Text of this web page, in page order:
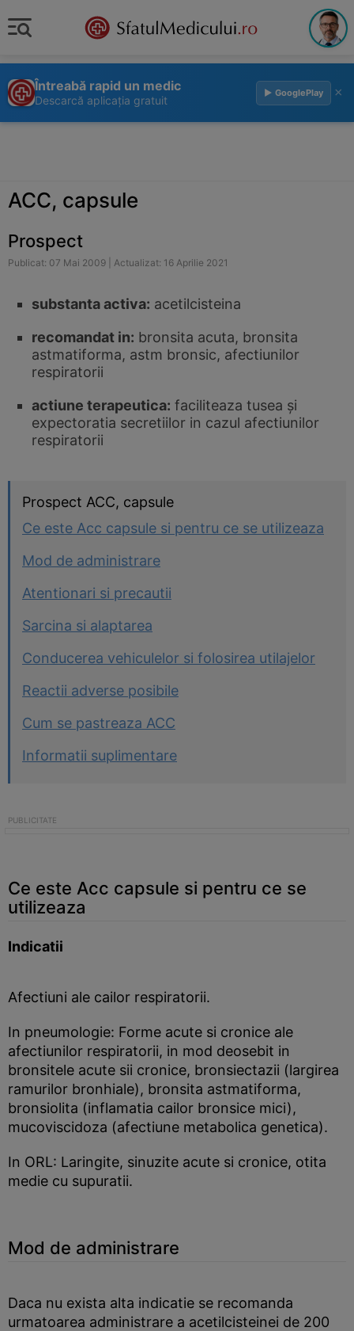
Întreabă rapid un medic
Descarcă aplicația gratuit
▶ GooglePlay ×
ACC, capsule
Prospect
Publicat: 07 Mai 2009 | Actualizat: 16 Aprilie 2021
substanta activa: acetilcisteina
recomandat in: bronsita acuta, bronsita
astmatiforma, astm bronsic, afectiunilor
respiratorii
actiune terapeutica: faciliteaza tusea şi
expectoratia secretiilor in cazul afectiunilor
respiratorii
Prospect ACC, capsule
Ce este Acc capsule si pentru ce se utilizeaza
Mod de administrare
Atentionari si precautii
Sarcina si alaptarea
Conducerea vehiculelor si folosirea utilajelor
Reactii adverse posibile
Cum se pastreaza ACC
Informatii suplimentare
Ce este Acc capsule si pentru ce se
utilizeaza
Indicatii
Afectiuni ale cailor respiratorii.
In pneumologie: Forme acute si cronice ale
afectiunilor respiratorii, in mod deosebit in
bronsitele acute sii cronice, bronsiectazii (largirea
ramurilor bronhiale), bronsita astmatiforma,
bronsiolita (inflamatia cailor bronsice mici),
mucoviscidoza (afectiune metabolica genetica).
In ORL: Laringite, sinuzite acute si cronice, otita
medie cu supuratii.
Mod de administrare
Daca nu exista alta indicatie se recomanda
urmatoarea administrare a acetilcisteinei de 200